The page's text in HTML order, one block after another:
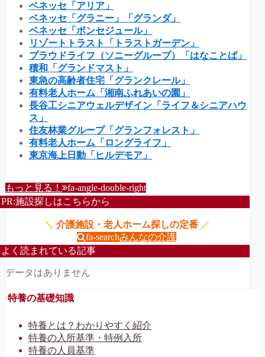
ベネッセ「アリア」
ベネッセ「グラニー」「グランダ」
ベネッセ「ボンセジュール」
リゾートトラスト「トラストガーデン」
プラウドライフ（ソニーグループ）「はなことば」
積和「グランドマスト」
東急の高齢者住宅「グランクレール」
有料老人ホーム「湘南ふれあいの園」
長谷工シニアウェルデザイン「ライフ＆シニアハウ
ス」
住友林業グループ「グランフォレスト」
有料老人ホーム「ロングライフ」
東京海上日動「ヒルデモア」
もっと見る！ fa-angle-double-right
PR:施設探しはこちらから
＼ 介護施設・老人ホーム探しの定番 ／
fa-searchみんなの介護
よく読まれている記事
データはありません
特養の基礎知識
特養とは？わかりやすく紹介
特養の入所基準・特例入所
特養の人員基準